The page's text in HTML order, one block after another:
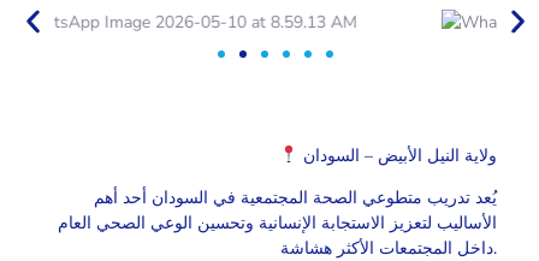
ولاية النيل الأبيض – السودان
يُعد تدريب متطوعي الصحة المجتمعية في السودان أحد أهم
الأساليب لتعزيز الاستجابة الإنسانية وتحسين الوعي الصحي العام
داخل المجتمعات الأكثر هشاشة.